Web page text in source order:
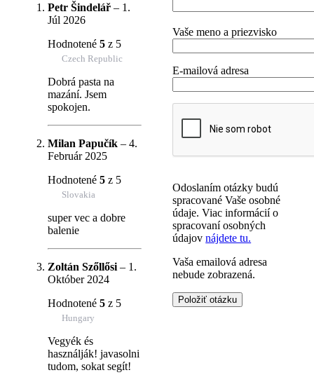
Petr Šindelář – 1.
Júl 2026
Hodnotené 5 z 5
Czech Republic
Dobrá pasta na
mazání. Jsem
spokojen.
Milan Papučík – 4.
Február 2025
Hodnotené 5 z 5
Slovakia
super vec a dobre
balenie
Zoltán Szőllősi – 1.
Október 2024
Hodnotené 5 z 5
Hungary
Vegyék és
használják! javasolni
tudom, sokat segít!
Vaše meno a priezvisko
E-mailová adresa
Odoslaním otázky budú
spracované Vaše osobné
údaje. Viac informácií o
spracovaní osobných
údajovnájdete tu.
Vaša emailová adresa
nebude zobrazená.